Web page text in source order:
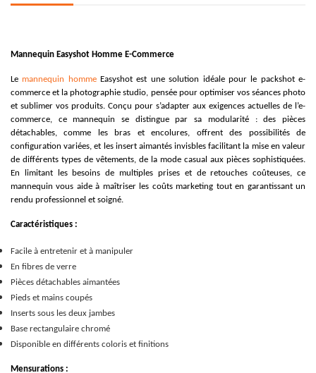
Mannequin Easyshot Homme E-Commerce
Le mannequin hommeEasyshot est une solution idéale pour le packshot e-
commerce et la photographie studio, pensée pour optimiser vos séances photo
et sublimer vos produits. Conçu pour s’adapter aux exigences actuelles de l’e-
commerce, ce mannequin se distingue par sa modularité : des pièces
détachables, comme les bras et encolures, offrent des possibilités de
configuration variées, et les insert aimantés invisbles facilitant la mise en valeur
de différents types de vêtements, de la mode casual aux pièces sophistiquées.
En limitant les besoins de multiples prises et de retouches coûteuses, ce
mannequin vous aide à maîtriser les coûts marketing tout en garantissant un
rendu professionnel et soigné.
Caractéristiques :
Facile à entretenir et à manipuler
En fibres de verre
Pièces détachables aimantées
Pieds et mains coupés
Inserts sous les deux jambes
Base rectangulaire chromé
Disponible en différents coloris et finitions
Mensurations :